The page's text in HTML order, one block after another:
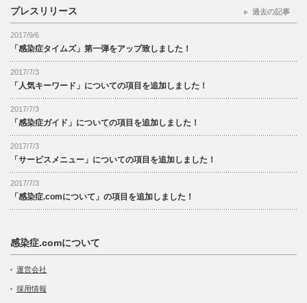
プレスリリース
2017/9/6
「感染症タイムズ」第一弾をアップ致しました！
2017/7/3
「人気キーワード」についての項目を追加しました！
2017/7/3
「感染症ガイド」についての項目を追加しました！
2017/7/3
「サービスメニュー」についての項目を追加しました！
2017/7/3
「感染症.comについて」の項目を追加しました！
過去の記事
感染症.comについて
運営会社
採用情報